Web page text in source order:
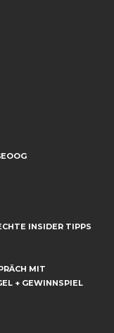
INSIDER TIPPS
MIT
+ GEWINNSPIEL